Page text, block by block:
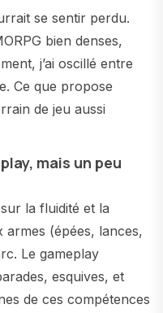
se sentir perdu.
bien denses,
j’ai oscillé entre
Ce que propose
de jeu aussi
mais un peu
la fluidité et la
armes (épées, lances,
Le gameplay
esquives, et
de ces compétences